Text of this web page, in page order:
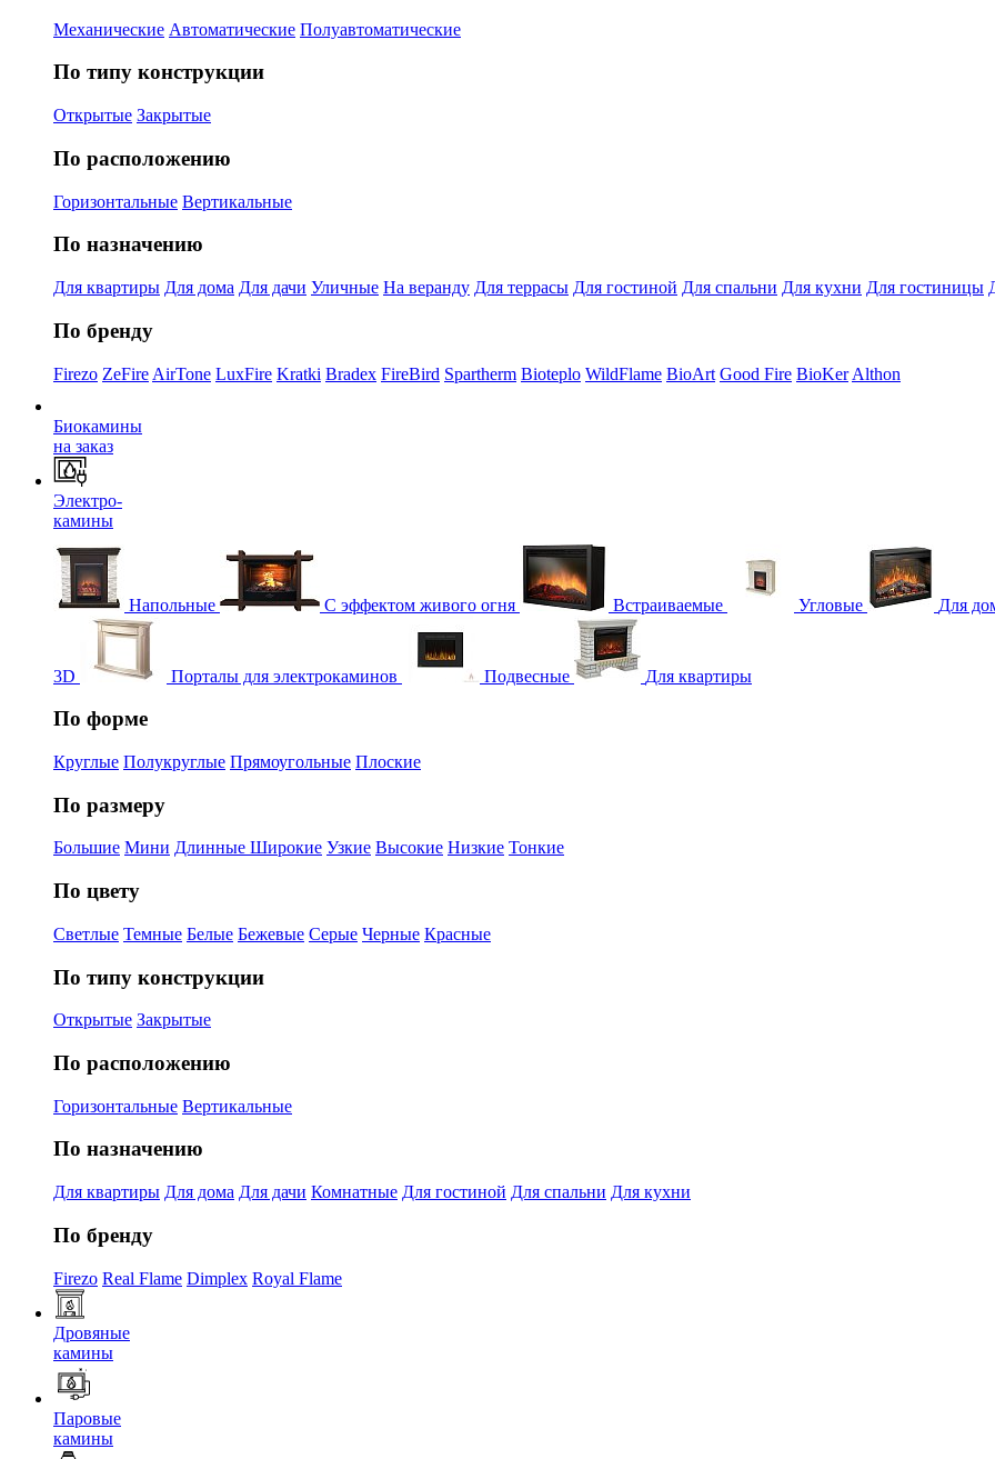
Механические Автоматические Полуавтоматические
По типу конструкции
Открытые Закрытые
По расположению
Горизонтальные Вертикальные
По назначению
Для квартиры Для дома Для дачи Уличные На веранду Для террасы Для гостиной Для спальни Для кухни Для гостиницы
По бренду
Firezo ZeFire AirTone LuxFire Kratki Bradex FireBird Spartherm Bioteplo WildFlame BioArt Good Fire BioKer Althon
Биокамины
на заказ
Электро-
камины
Напольные С эффектом живого огня Встраиваемые Угловые Для
3D Порталы для электрокаминов Подвесные Для квартиры
По форме
Круглые Полукруглые Прямоугольные Плоские
По размеру
Большие Мини Длинные Широкие Узкие Высокие Низкие Тонкие
По цвету
Светлые Темные Белые Бежевые Серые Черные Красные
По типу конструкции
Открытые Закрытые
По расположению
Горизонтальные Вертикальные
По назначению
Для квартиры Для дома Для дачи Комнатные Для гостиной Для спальни Для кухни
По бренду
Firezo Real Flame Dimplex Royal Flame
Дровяные
камины
Паровые
камины